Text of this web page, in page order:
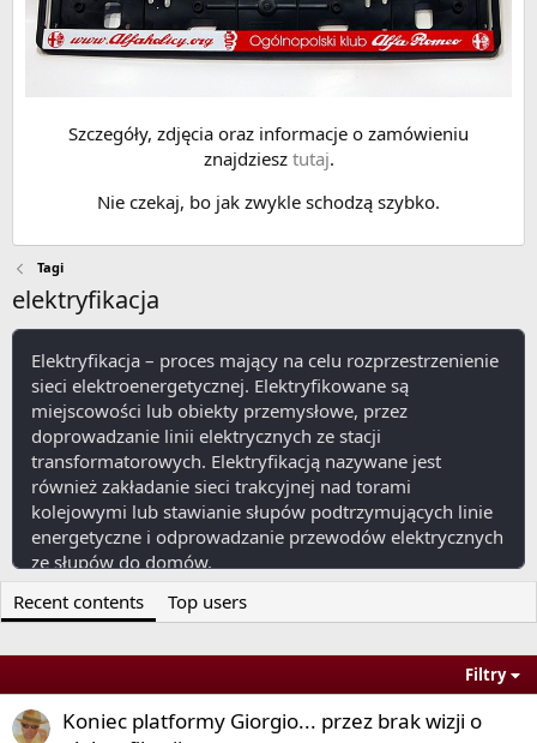
Szczegóły, zdjęcia oraz informacje o zamówieniu
znajdziesz tutaj.
Nie czekaj, bo jak zwykle schodzą szybko.
Tagi
elektryfikacja
Elektryfikacja – proces mający na celu rozprzestrzenienie
sieci elektroenergetycznej. Elektryfikowane są
miejscowości lub obiekty przemysłowe, przez
doprowadzanie linii elektrycznych ze stacji
transformatorowych. Elektryfikacją nazywane jest
również zakładanie sieci trakcyjnej nad torami
kolejowymi lub stawianie słupów podtrzymujących linie
energetyczne i odprowadzanie przewodów elektrycznych
ze słupów do domów.
View More On Wikipedia.org
Recent contents Top users
Filtry
Koniec platformy Giorgio... przez brak wizji o